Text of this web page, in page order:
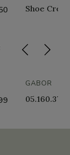
Shoe
GABOR
05.160.37